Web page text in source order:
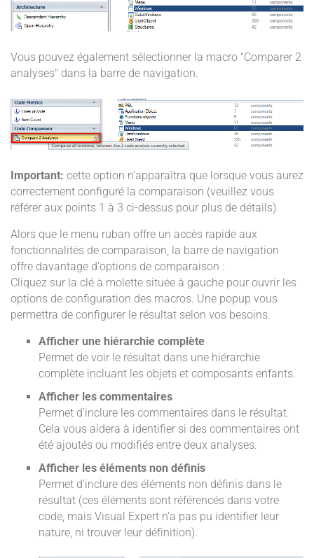
Vous pouvez également sélectionner la macro "Comparer 2
analyses" dans la barre de navigation.
Important: cette option n'apparaîtra que lorsque vous aurez
correctement configuré la comparaison (veuillez vous
référer aux points 1 à 3 ci-dessus pour plus de détails).
Alors que le menu ruban offre un accès rapide aux
fonctionnalités de comparaison, la barre de navigation
offre davantage d'options de comparaison :
Cliquez sur la clé à molette située à gauche pour ouvrir les
options de configuration des macros. Une popup vous
permettra de configurer le résultat selon vos besoins.
Afficher une hiérarchie complète
Permet de voir le résultat dans une hiérarchie
complète incluant les objets et composants enfants.
Afficher les commentaires
Permet d'inclure les commentaires dans le résultat.
Cela vous aidera à identifier si des commentaires ont
été ajoutés ou modifiés entre deux analyses.
Afficher les éléments non définis
Permet d'inclure des éléments non définis dans le
résultat (ces éléments sont référencés dans votre
code, mais Visual Expert n'a pas pu identifier leur
nature, ni trouver leur définition).